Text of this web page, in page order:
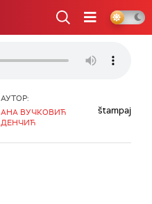
АУТОР:
АНА ВУЧКОВИЋ
ДЕНЧИЋ
štampaj